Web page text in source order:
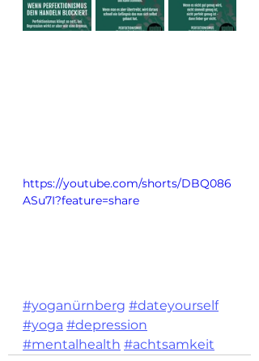
https://youtube.com/shorts/DBQ086
ASu7I?feature=share
#yoganürnberg #dateyourself
#yoga #depression
#mentalhealth #achtsamkeit